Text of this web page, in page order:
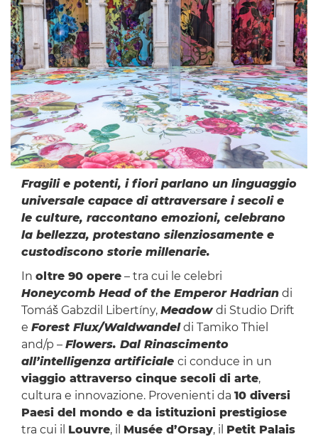
Fragili e potenti, i fiori parlano un linguaggio
universale capace di attraversare i secoli e
le culture, raccontano emozioni, celebrano
la bellezza, protestano silenziosamente e
custodiscono storie millenarie.
In oltre 90 opere– tra cui le celebri
Honeycomb Head of the Emperor Hadriandi
Tomáš Gabzdil Libertíny, Meadow di Studio Drift
e Forest Flux/Waldwandeldi Tamiko Thiel
and/p – Flowers. Dal Rinascimento
all’intelligenza artificiale ci conduce in un
viaggio attraverso cinque secoli di arte,
cultura e innovazione. Provenienti da 10 diversi
Paesi del mondo e da istituzioni prestigiose
tra cui il Louvre, il Musée d’Orsay, il Petit Palais